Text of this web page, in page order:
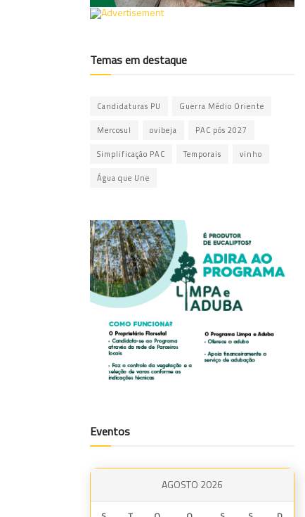
Temas em destaque
Candidaturas PU Guerra Médio Oriente
Mercosul ovibeja PAC pós 2027
Simplificação PAC Temporais vinho
Água que Une
Eventos
AGOSTO 2026